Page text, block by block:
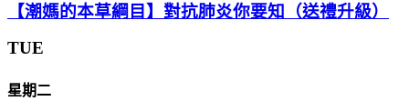
【潮媽的本草綱目】對抗肺炎你要知（送禮升級）
TUE
星期二